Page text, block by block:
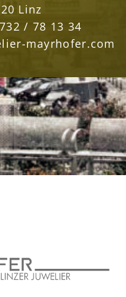
Linz
/ 78 13 34
mayrhofer.com